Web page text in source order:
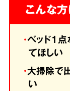
こんな
・ベッド1
てほしい
・大掃除で
い